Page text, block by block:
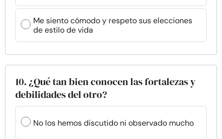
Me siento cómodo y respeto sus elecciones
de estilo de vida
10. ¿Qué tan bien conocen las fortalezas y
debilidades del otro?
No los hemos discutido ni observado mucho